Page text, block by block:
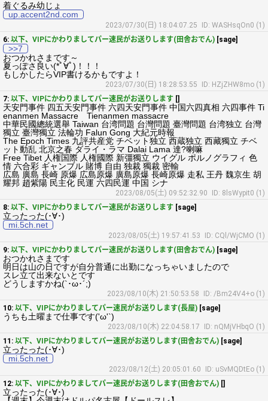
着ぐるみ幼じょ
up.accent2nd.com
2023/07/30(日) 18:04:07.25
ID: WASHsqOn0 (1)
6: 以下、VIPにかわりましてパー速民がお送りします(田舎おでん) [sage]
>>7
おつかれさまです～
夏っぽさ良い(*ﾟ∀ﾟ)！！！
もしかしたらVIP書けるかもですよ！
2023/07/30(日) 18:28:53.55
ID: HZjZHW8mo (1)
7: 以下、VIPにかわりましてパー速民がお送りします []
天安門事件 四五天安門事件 六四天安門事件 中国六四真相 六四事件 Ti
enanmen Massacre Tienanmen massacre
中華民國總統選舉 Taiwan 台湾問題 台灣問題 臺灣問題 台湾独立 台灣
獨立 臺灣獨立 法輪功 Falun Gong 大紀元時報
The Epoch Times 九評共産党 チベット独立 西蔵独立 西藏獨立 チベ
ット動乱 北京之春 ダライ・ラマ Dalai Lama 達?喇嘛
Free Tibet 人権国際 人権國際 新彊獨立 ウイグル ポルノグラフィ 色
情 六合彩 ギャンブル 賭博 自由 独裁 獨裁 密輸
広島 廣島 長崎 原爆 広島原爆 廣島原爆 長崎原爆 走私 王丹 魏京生 胡
耀邦 趙紫陽 民主化 民運 六四民運 中国 シナ
2023/08/05(土) 09:52:32.90
ID: 8lsWypit0 (1)
8: 以下、VIPにかわりましてパー速民がお送りします [sage]
立ったった(･∀･)
mi.5ch.net
2023/08/05(土) 19:57:41.53
ID: CQl/WjCMO (1)
9: 以下、VIPにかわりましてパー速民がお送りします(田舎おでん) [sage]
おつかれさまです
明日は山の日ですが自分普通に出勤になっちゃいましたので
スレ立て出来ないとです
どうしますかね(`･ω･´;)
2023/08/10(木) 21:50:53.58
ID: /Bm24V4+o (1)
10: 以下、VIPにかわりましてパー速民がお送りします(長屋) [sage]
うちも土曜まで仕事です('ω'`)
2023/08/10(木) 22:04:58.17
ID: nQMjVHbqO (1)
11: 以下、VIPにかわりましてパー速民がお送りします(田舎おでん) [sage]
立ったった(･∀･)
mi.5ch.net
2023/08/12(土) 20:05:01.60
ID: uSvMQDtEo (1)
12: 以下、VIPにかわりましてパー速民がお送りします(田舎おでん) []
立ったった(･∀･)